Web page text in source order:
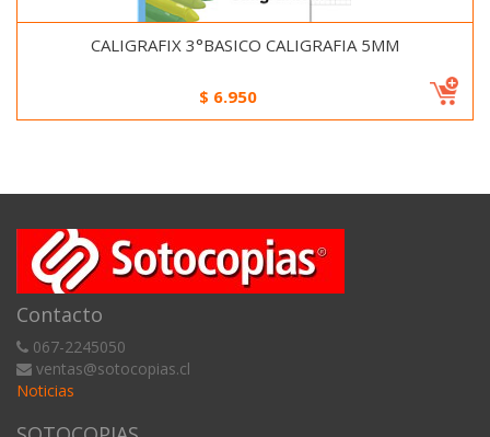
CALIGRAFIX 3°BASICO CALIGRAFIA 5MM
$ 6.950
Contacto
067-2245050
ventas@sotocopias.cl
Noticias